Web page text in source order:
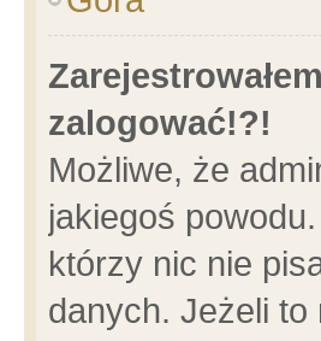
zalogować!?!
Możliwe, że
jakiegoś
którzy nic nie
danych. Jeżeli to